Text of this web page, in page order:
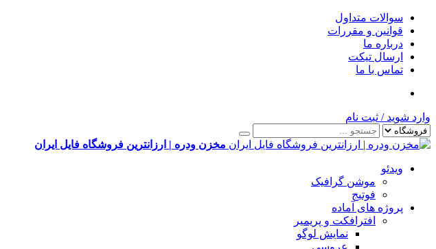
سوالات متداول
قوانین و مقررات
درباره ما
ارسال تیکت
تماس با ما
وارد شوید / ثبت نام
مخزن ودره | ارزانترین فروشگاه فایل ایران
ویدئو
موشن گرافیک
فوتیج
پروژه های آماده
افترافکت و پریمیر
نمایش لوگو
عروسی